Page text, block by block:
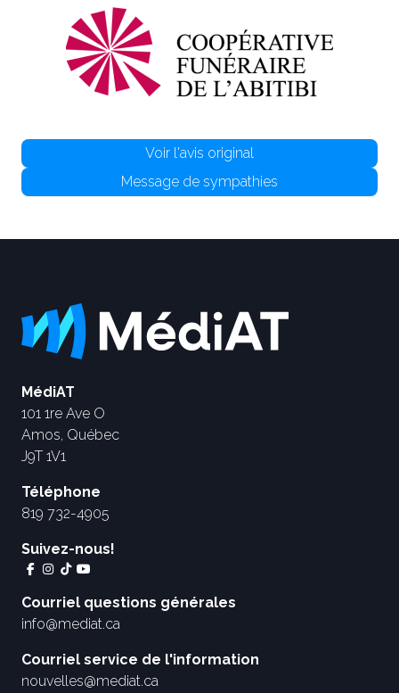
Voir l'avis original
Message de sympathies
MédiAT
101 1re Ave O
Amos, Québec
J9T 1V1
Téléphone
819 732-4905
Suivez-nous!
Courriel questions générales
info@mediat.ca
Courriel service de l'information
nouvelles@mediat.ca